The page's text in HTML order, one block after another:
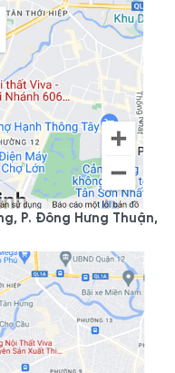
P. Đông Hưng Thuận,